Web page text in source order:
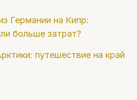
Германии на Кипр:
больше затрат?
путешествие на край